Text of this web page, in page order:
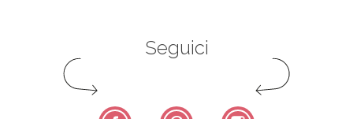
Seguici
Facebook Pinterest